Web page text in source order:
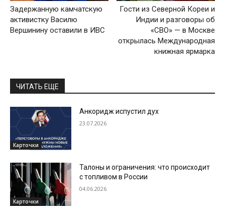
Задержанную камчатскую
активистку Василю
Вершинину оставили в ИВС
Гости из Северной Кореи и
Индии и разговоры об
«СВО» — в Москве
открылась Международная
книжная ярмарка
ЧИТАТЬ ЕЩЕ
Карточки
Анкоридж испустил дух
23.07.2026
Карточки
Талоны и ограничения: что происходит
с топливом в России
04.06.2026